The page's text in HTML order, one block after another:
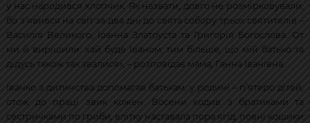
у нас народився хлопчик. Як назвати, довго не розмірковували,
бо з’явився на світ за два дні до свята собору трьох святителів –
Василія Великого, Іоанна Златоуста та Григорія Богослова. От
ми й вирішили: хай буде Іваном, тим більше, що мій батько та
дідусь також так звалися», – розповідає мама, Ганна Іванівна.
Іванко з дитинства допомагав батькам, у родині – п’ятеро дітей,
отож до праці звик кожен. Восени ходив з братиками та
сестричками по гриби, влітку наставала пора ягід, повні кошики